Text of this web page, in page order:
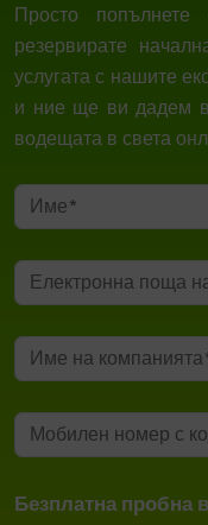
Просто
резервирате
услугата с нашите
и ние ще ви дадем
водещата в света
Безплатна пробна